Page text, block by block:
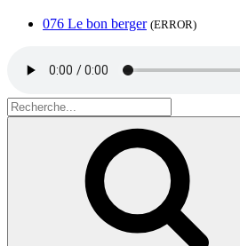
076 Le bon berger (ERROR)
Search
for: